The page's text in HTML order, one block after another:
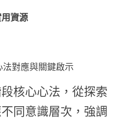
資源
法對應與關鍵啟示
核心心法，從探索
同意識層次，強調